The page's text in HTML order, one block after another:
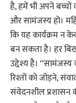
है, हमें भी अपने बच्चों
और सामंजस्य हो।
कि यह कार्यक्रम न
बन सकता है। हर
उद्देश्य है।
रिश्तों को जोड़ने,
संवेदनशील प्रशासन